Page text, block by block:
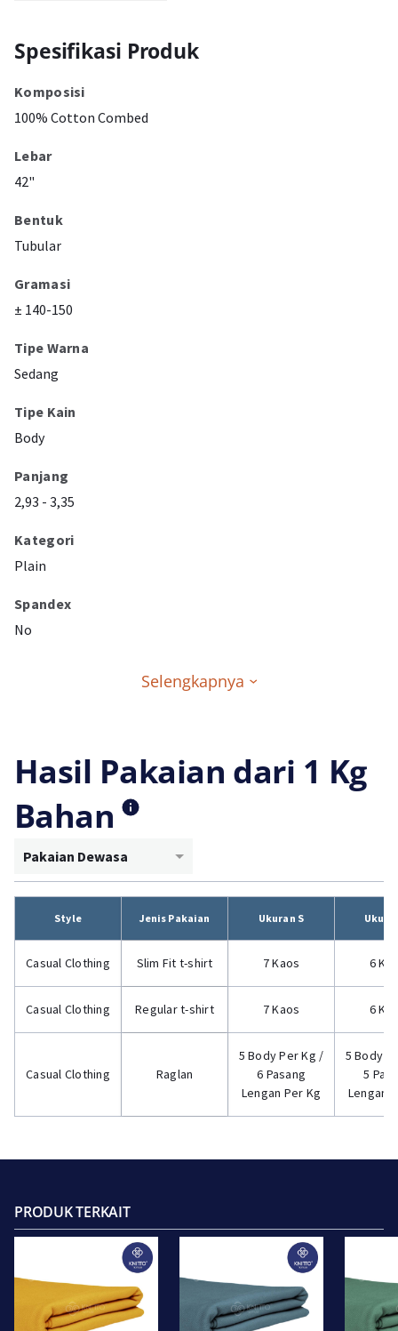
Spesifikasi Produk
Komposisi
100% Cotton Combed
Lebar
42"
Bentuk
Tubular
Gramasi
± 140-150
Tipe Warna
Sedang
Tipe Kain
Body
Panjang
2,93 - 3,35
Kategori
Plain
Spandex
No
Selengkapnya
Hasil Pakaian dari 1 Kg
Bahan
Pakaian Dewasa
Style Jenis Pakaian Ukuran S
Casual Clothing Slim Fit t-shirt 7 Kaos 6
Casual Clothing Regular t-shirt 7 Kaos 6
Casual Clothing Raglan
5 Body Per Kg /
6 Pasang
Lengan Per Kg
5 Body
5
Lengan
PRODUK TERKAIT